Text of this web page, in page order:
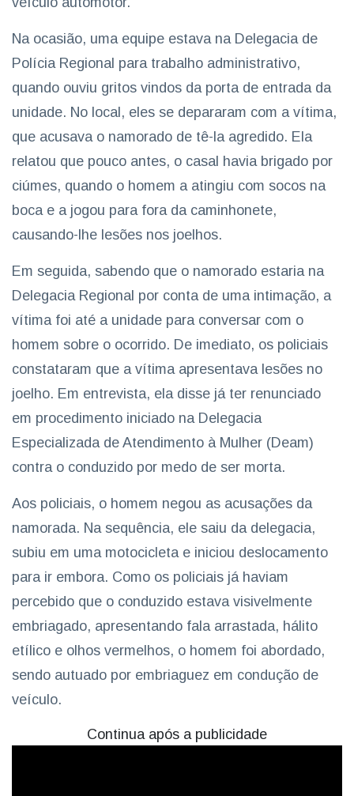
Na ocasião, uma equipe estava na Delegacia de
Polícia Regional para trabalho administrativo,
quando ouviu gritos vindos da porta de entrada da
unidade. No local, eles se depararam com a vítima,
que acusava o namorado de tê-la agredido. Ela
relatou que pouco antes, o casal havia brigado por
ciúmes, quando o homem a atingiu com socos na
boca e a jogou para fora da caminhonete,
causando-lhe lesões nos joelhos.
Em seguida, sabendo que o namorado estaria na
Delegacia Regional por conta de uma intimação, a
vítima foi até a unidade para conversar com o
homem sobre o ocorrido. De imediato, os policiais
constataram que a vítima apresentava lesões no
joelho. Em entrevista, ela disse já ter renunciado
em procedimento iniciado na Delegacia
Especializada de Atendimento à Mulher (Deam)
contra o conduzido por medo de ser morta.
Aos policiais, o homem negou as acusações da
namorada. Na sequência, ele saiu da delegacia,
subiu em uma motocicleta e iniciou deslocamento
para ir embora. Como os policiais já haviam
percebido que o conduzido estava visivelmente
embriagado, apresentando fala arrastada, hálito
etílico e olhos vermelhos, o homem foi abordado,
sendo autuado por embriaguez em condução de
veículo.
Continua após a publicidade